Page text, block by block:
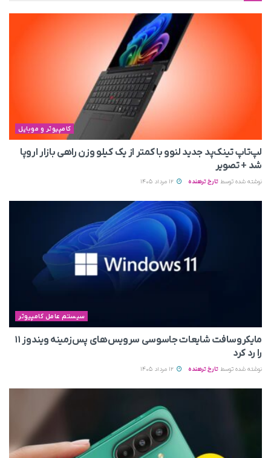
کامپیوتر و موبایل
لپ‌تاپ تینک‌پد جدید لنوو با کمتر از یک کیلو وزن راهی بازار اروپا
شد + تصویر
نوشته شده توسط تارخ ترهنده
سیستم عامل کامپیوتر
مایکروسافت شایعات جاسوسی سرویس‌های پس‌زمینه ویندوز ۱۱
را رد کرد
نوشته شده توسط تارخ ترهنده